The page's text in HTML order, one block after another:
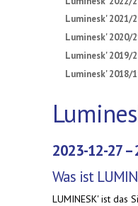
Luminesk' 2021/
Luminesk' 2020/
Luminesk' 2019/
Luminesk' 2018/
2023-12-27 –
Was ist
LUMINESK' ist das